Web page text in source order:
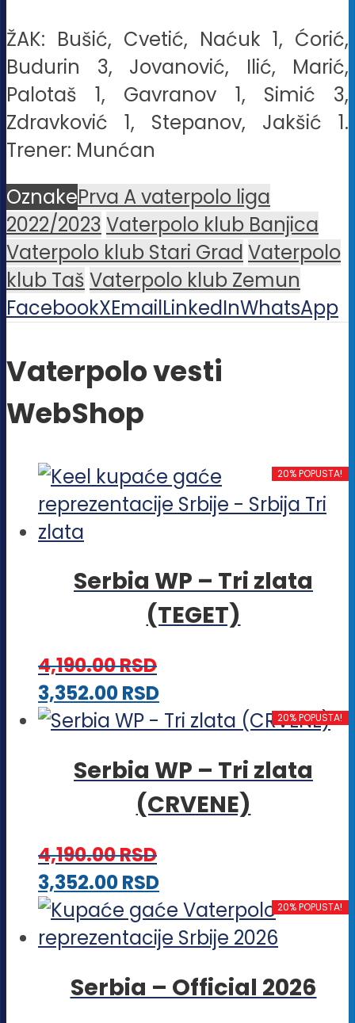
ŽAK: Bušić, Cvetić, Naćuk 1, Ćorić,
Budurin 3, Jovanović, Ilić, Marić,
Palotaš 1, Gavranov 1, Simić 3,
Zdravković 1, Stepanov, Jakšić 1.
Trener: Munćan
OznakePrva A vaterpolo liga
2022/2023 Vaterpolo klub Banjica
Vaterpolo klub Stari Grad Vaterpolo
klub Taš Vaterpolo klub Zemun
FacebookXEmailLinkedInWhatsApp
Vaterpolo vesti
WebShop
20% POPUSTA!
Serbia WP – Tri zlata
(TEGET)
4,190.00RSD
3,352.00RSDOvaj
proizvod
više
varijanti.
biti
izabrane
na
proizvoda.
20% POPUSTA!
Serbia WP – Tri zlata
(CRVENE)
4,190.00RSD
3,352.00RSDOvaj
proizvod
ima
varijanti.
20% POPUSTA!
Serbia – Official 2026